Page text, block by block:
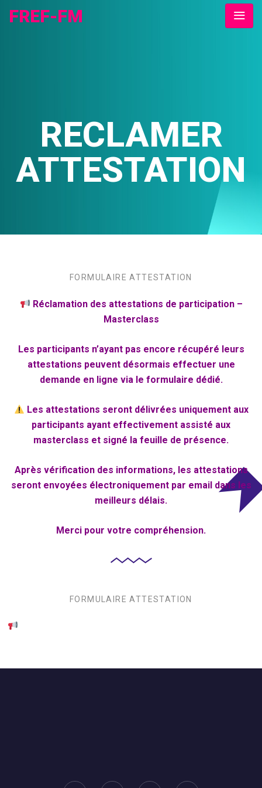
FREF-FM
RECLAMER
ATTESTATION
FORMULAIRE ATTESTATION
Réclamation des attestations de participation –
Masterclass
Les participants n’ayant pas encore récupéré leurs
attestations peuvent désormais effectuer une
demande en ligne via le formulaire dédié.
Les attestations seront délivrées uniquement aux
participants ayant effectivement assisté aux
masterclass et signé la feuille de présence.
Après vérification des informations, les attestations
seront envoyées électroniquement par email dans les
meilleurs délais.
Merci pour votre compréhension.
FORMULAIRE ATTESTATION
.